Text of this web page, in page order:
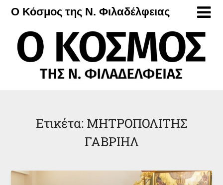
Μετάβαση
περιεχόμενο
Ο Κόσμος της Ν. Φιλαδέλφειας
Ετικέτα: ΜΗΤΡΟΠΟΛΙΤΗΣ
ΓΑΒΡΙΗΛ